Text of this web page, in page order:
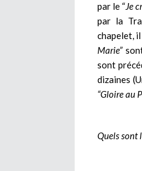
par le “Je
par la
chapelet,
Marie”
sont
dizaines
“Gloire au
Quels sont